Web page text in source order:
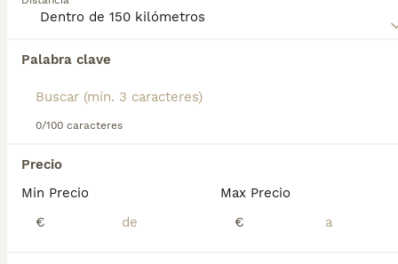
Palabra clave
0/100 caracteres
Precio
Min Precio
€
Max Precio
€
compra de Kurilean Bobtail de Pelo Corto para obtener
Encontramos 0 Kurilean Bobtail de Pelo
Mediano, Madrid.
Si deseas exactamente esta búsqueda guarda tu